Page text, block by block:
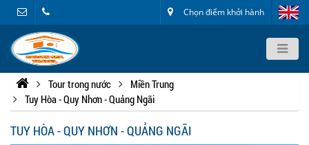
Chọn điểm khởi hành
Tour trong nước
Miền Trung
Tuy Hòa - Quy Nhơn - Quảng Ngãi
TUY HÒA - QUY NHƠN - QUẢNG NGÃI